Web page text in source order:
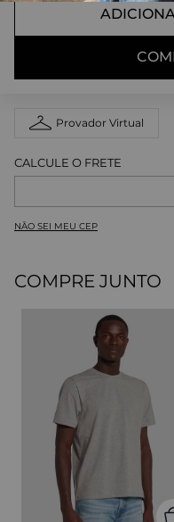
Provador Virtual
NÃO SEI MEU CEP
COMPRE JUNTO